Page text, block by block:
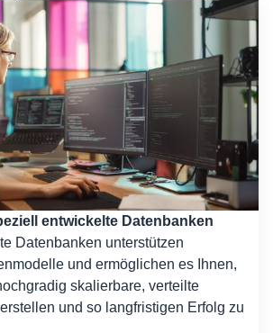
entwickelte Datenbanken
Datenbanken unterstützen
und ermöglichen es Ihnen,
skalierbare, verteilte
und so langfristigen Erfolg zu